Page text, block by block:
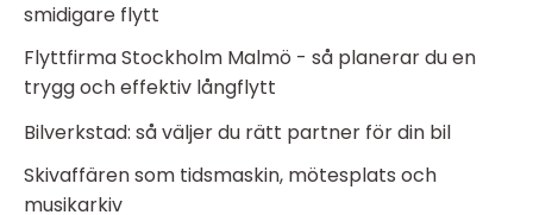
smidigare flytt
Flyttfirma Stockholm Malmö - så planerar du en
trygg och effektiv långflytt
Bilverkstad: så väljer du rätt partner för din bil
Skivaffären som tidsmaskin, mötesplats och
musikarkiv